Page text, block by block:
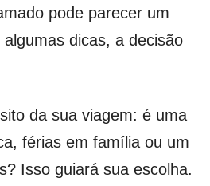
pode parecer um
dicas, a decisão
da sua viagem: é uma
férias em família ou um
Isso guiará sua escolha.